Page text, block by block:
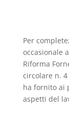
Per
occasionale
Riforma
circolare n.
ha fornito ai
aspetti del